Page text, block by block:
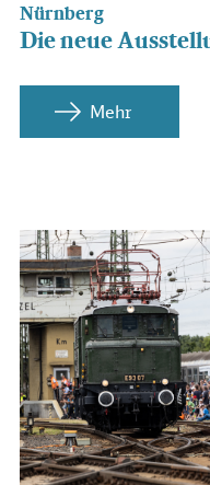
Nürnberg
Die neue
Mehr